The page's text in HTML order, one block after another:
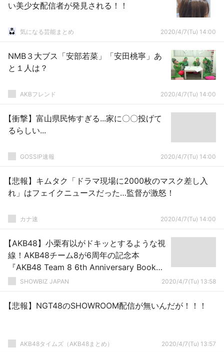
い美少女配信者が発見される！！
気になる芸能まとめ 2020/4/7(Tu) 14:00
NMB３大ブス「安部若菜」「安田桃寧」あ
と１人は？
AKBフレンド 2020/4/7(Tu) 14:00
【衝撃】富山県民怖すぎる...家に〇〇投げて
るらしい...
GOSSIP速報 2020/4/7(Tu) 14:00
【悲報】キムタク「ドラマ現場に2000枚のマスク差し入
れ」はフェイクニュースだった…監督が激怒！
カナ速 2020/4/7(Tu) 14:00
【AKB48】小栗有以がドキッとするような視
線！AKB48チーム8が6周年の記念本
『AKB48 Team 8 6th Anniversary Book』
を発売SHOWBIZ JAPAN 2020/4/7(Tu) 13:58
【悲報】NGT48のSHOWROOM配信が無いんだが！！！
AKB48タイムズ（AKB48まとめ） 2020/4/7(Tu) 13:57